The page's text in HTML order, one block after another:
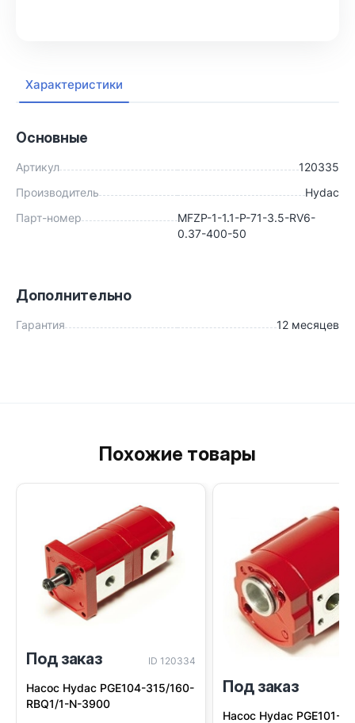
Характеристики
Основные
Артикул
120335
Производитель
Hydac
Парт-номер
MFZP-1-1.1-P-71-3.5-RV6-
0.37-400-50
Дополнительно
Гарантия 12 месяцев
Похожие товары
Под заказ ID 120334
Насос Hydac PGE104-315/160-
RBQ1/1-N-3900
Под заказ
Насос Hydac PGE101-